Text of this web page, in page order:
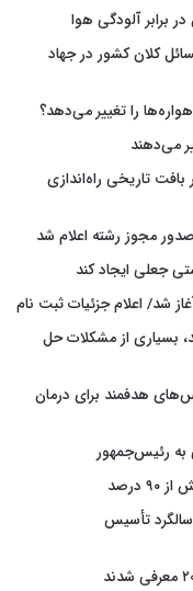
برابر آلودگی هوا
کلان کشور در جهاد
را تغییر می‌دهد؟
می‌دهند
تاریخی راه‌اندازی
مجوز رشته اعلام شد
جعلی ایجاد کند
شد/ اعلام جزئیات ثبت نام
بسیاری از مشکلات حل
هدفمند برای درمان
به رئیس‌جمهور
درصد
تأسیس